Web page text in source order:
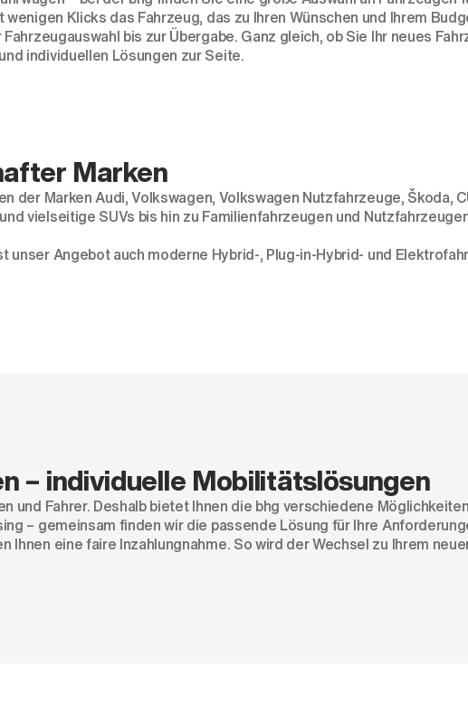
Klicks das Fahrzeug, das zu Ihren Wünschen und Ihrem
bis zur Übergabe. Ganz gleich, ob Sie Ihr neues
individuellen Lösungen zur Seite.
Marken
der MarkenAudi,Volkswagen, Volkswagen Nutzfahrzeuge, Škoda,
und vielseitige SUVs bis hin zu Familienfahrzeugen und
unser Angebot auch moderne Hybrid-, Plug-in-Hybrid- und
– individuelle Mobilitätslösungen
und Fahrer. Deshalb bietet Ihnen die bhg verschiedene
– gemeinsam finden wir die passende Lösung für Ihre
Ihnen eine faire Inzahlungnahme. So wird der Wechsel zu Ihrem